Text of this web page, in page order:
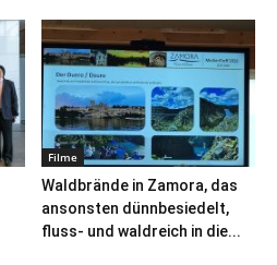
Filme
Waldbrände in Zamora, das
ansonsten dünnbesiedelt,
fluss- und waldreich in die...